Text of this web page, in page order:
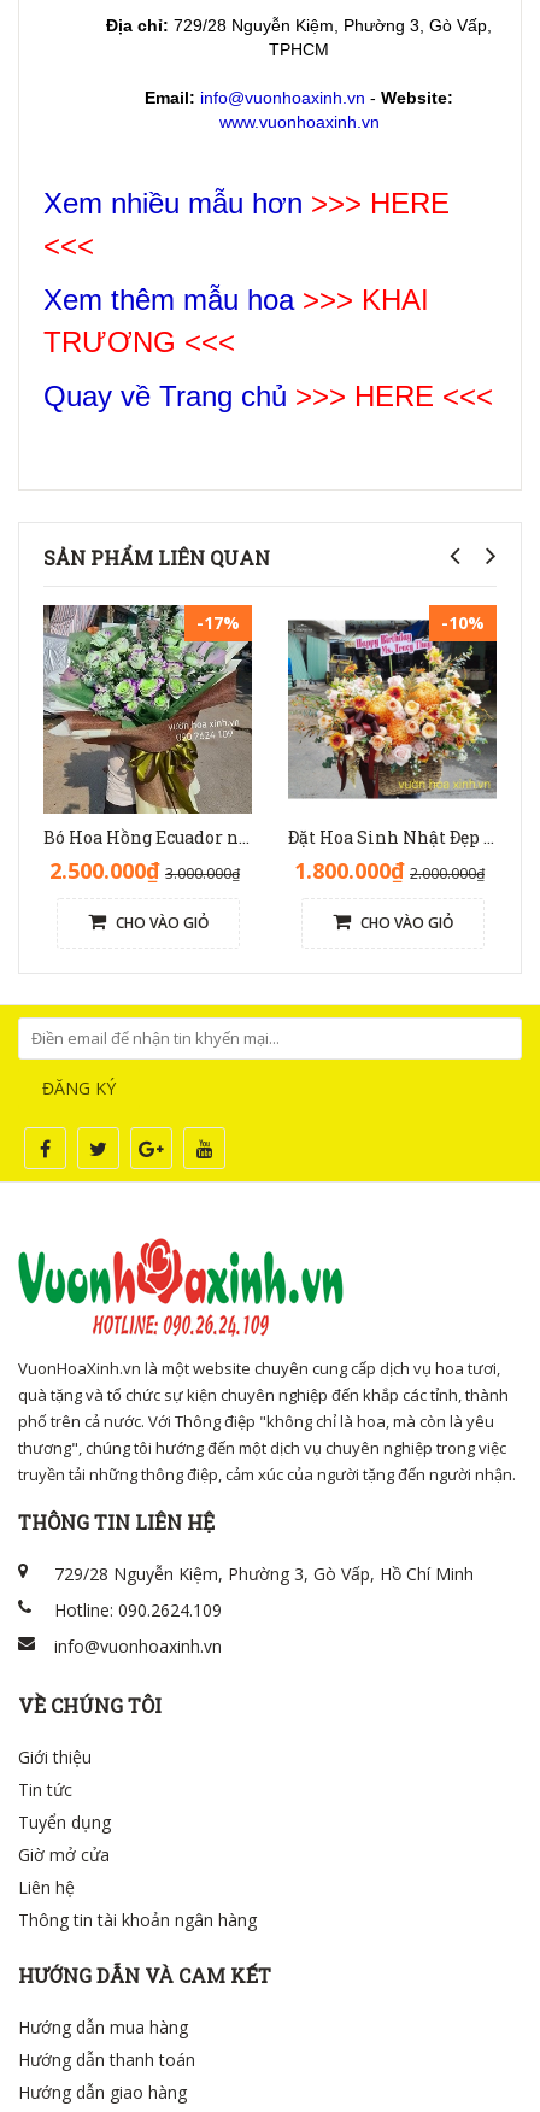
Địa chỉ: 729/28 Nguyễn Kiệm, Phường 3, Gò Vấp,
TPHCM
Email: info@vuonhoaxinh.vn - Website:
www.vuonhoaxinh.vn
Xem nhiều mẫu hơn >>> HERE
<<<
Xem thêm mẫu hoa >>> KHAI
TRƯƠNG <<<
Quay về Trang chủ >>> HERE <<<
SẢN PHẨM LIÊN QUAN
-17%
Bó Hoa Hồng Ecuador nhập độc lạ sinh nhật - HB1141
2.500.000₫ 3.000.000₫
CHO VÀO GIỎ
-10%
Đặt Hoa Sinh Nhật Đẹp Sang Trọng: Lẵng Hoa Màu Nâu(Nude) - GH1093
1.800.000₫ 2.000.000₫
CHO VÀO GIỎ
ĐĂNG KÝ
VuonHoaXinh.vn là một website chuyên cung cấp dịch vụ hoa tươi,
quà tặng và tổ chức sự kiện chuyên nghiệp đến khắp các tỉnh, thành
phố trên cả nước. Với Thông điệp "không chỉ là hoa, mà còn là yêu
thương", chúng tôi hướng đến một dịch vụ chuyên nghiệp trong việc
truyền tải những thông điệp, cảm xúc của người tặng đến người nhận.
THÔNG TIN LIÊN HỆ
729/28 Nguyễn Kiệm, Phường 3, Gò Vấp, Hồ Chí Minh
Hotline: 090.2624.109
info@vuonhoaxinh.vn
VỀ CHÚNG TÔI
Giới thiệu
Tin tức
Tuyển dụng
Giờ mở cửa
Liên hệ
Thông tin tài khoản ngân hàng
HƯỚNG DẪN VÀ CAM KẾT
Hướng dẫn mua hàng
Hướng dẫn thanh toán
Hướng dẫn giao hàng